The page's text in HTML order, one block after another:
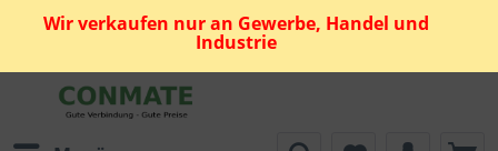
Wir verkaufen nur an Gewerbe, Handel und
Industrie